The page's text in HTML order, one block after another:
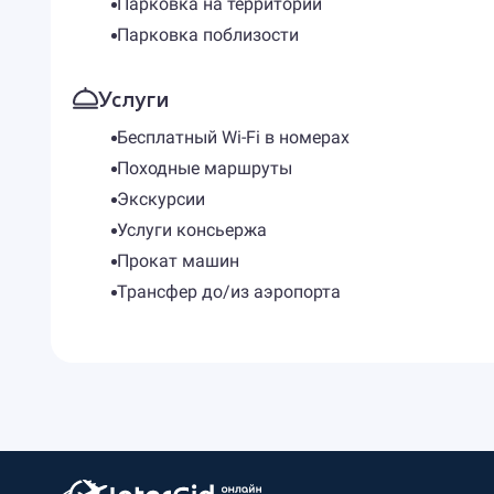
Парковка поблизости
Услуги
Бесплатный Wi-Fi в номерах
Походные маршруты
Экскурсии
Услуги консьержа
Прокат машин
Трансфер до/из аэропорта